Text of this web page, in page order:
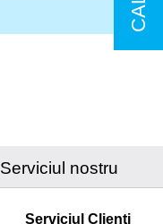
Serviciul nostru
Serviciul Clienți